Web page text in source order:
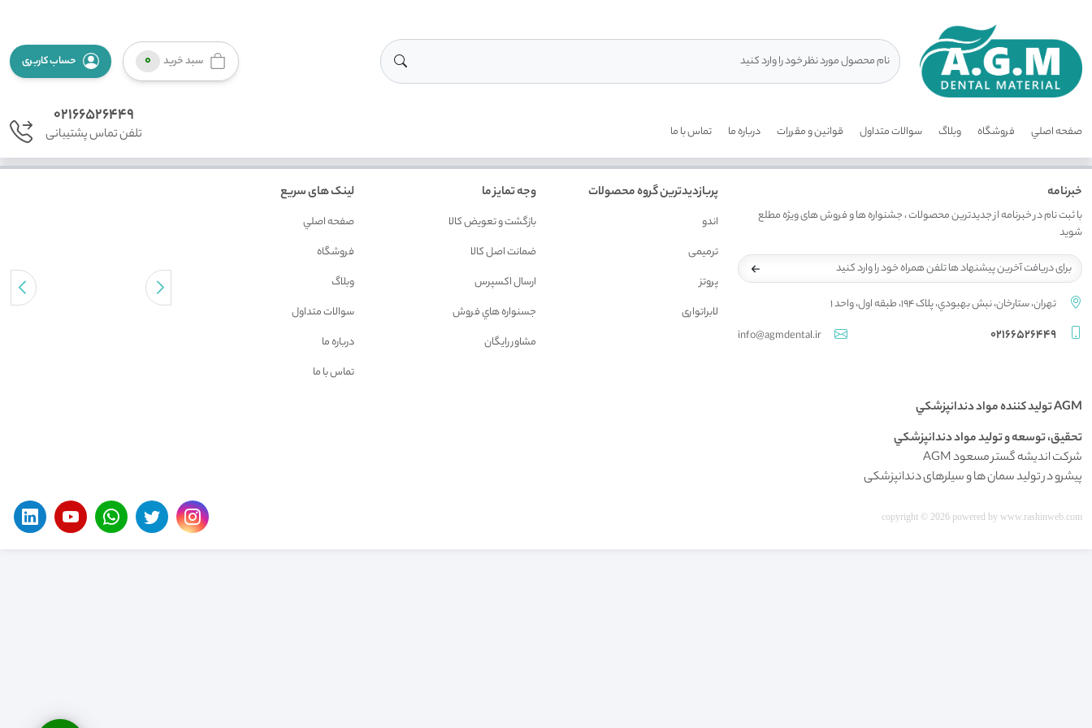
سبد خرید 0 حساب کاربری
صفحه اصلي فروشگاه وبلاگ سوالات متداول قوانين و مقررات درباره ما تماس با ما
02166526449
تلفن تماس پشتیبانی
خبرنامه
با ثبت نام در خبرنامه از جدیدترین محصولات ، جشنواره ها و فروش های ویژه مطلع
شوید
تهران، ستارخان، نبش بهبودي، پلاک 194، طبقه اول، واحد 1
02166526449
info@agmdental.ir
پربازدیدترین گروه محصولات
اندو
ترمیمی
پروتز
لابراتواری
وجه تمایز ما
بازگشت و تعويض کالا
ضمانت اصل کالا
ارسال اکسپرس
جسنواره هاي فروش
مشاور رايگان
لینک های سریع
صفحه اصلي
فروشگاه
وبلاگ
سوالات متداول
درباره ما
تماس با ما
AGM توليد کننده مواد دندانپزشکي
تحقيق، توسعه و توليد مواد دندانپزشکي
شرکت اندیشه گستر مسعود AGM
پیشرو در تولید سمان ها و سیلرهای دندانپزشکی
copyright © 2026 powered by www.rashinweb.com